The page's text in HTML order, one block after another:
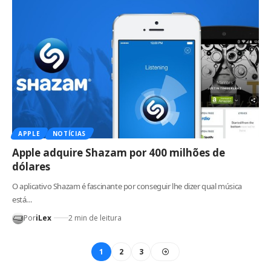
APPLE NOTÍCIAS
Apple adquire Shazam por 400 milhões de
dólares
O aplicativo Shazam é fascinante por conseguir lhe dizer qual música
está…
PoriLex 2 min de leitura
1 2 3